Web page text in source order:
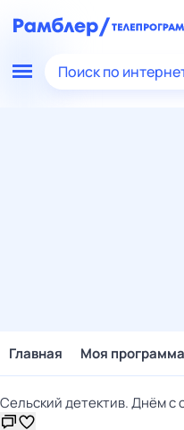
Поиск по
Главная Моя программа
Сельский детектив. Днём с